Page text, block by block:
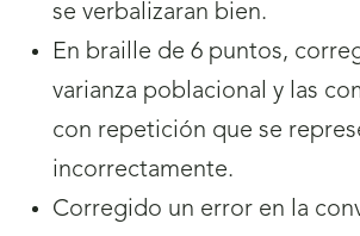
se verbalizaran bien.
En braille de 6 puntos,
varianza poblacional y las
con repetición que se
incorrectamente.
Corregido un error en la